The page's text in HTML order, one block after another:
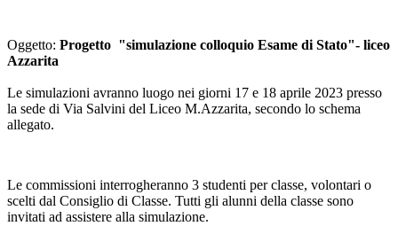
Oggetto: Progetto "simulazione colloquio Esame di Stato"- liceo
Azzarita
Le simulazioni avranno luogo nei giorni 17 e 18 aprile 2023 presso
la sede di Via Salvini del Liceo M.Azzarita, secondo lo schema
allegato.
Le commissioni interrogheranno 3 studenti per classe, volontari o
scelti dal Consiglio di Classe. Tutti gli alunni della classe sono
invitati ad assistere alla simulazione.